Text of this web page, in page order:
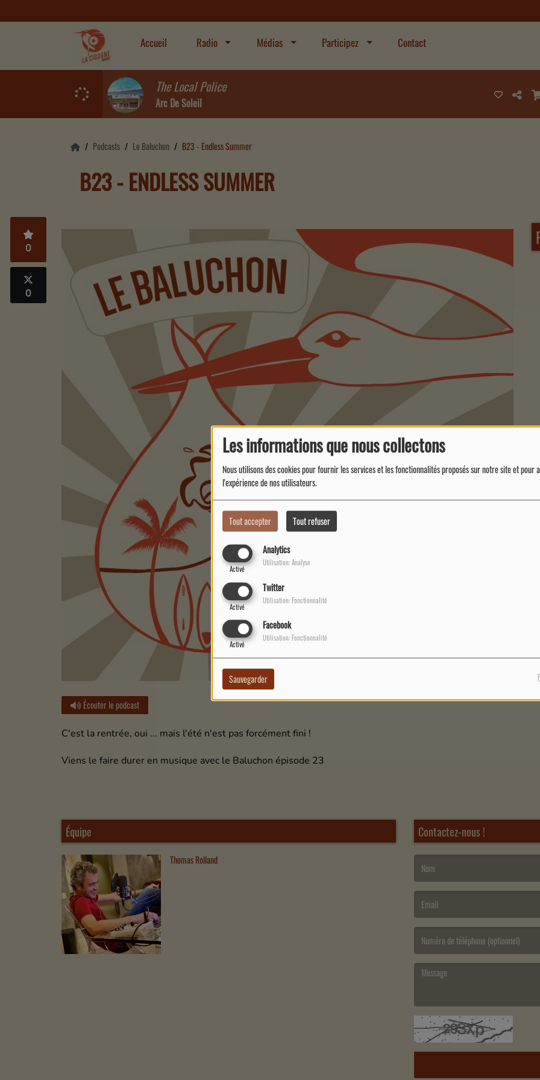
Les informations que nous collectons
Nous utilisons des cookies pour fournir les services et les fonctionnalités proposés sur notre site et pour
l'expérience de nos utilisateurs.
Tout accepter Tout refuser
Analytics
Activé
Utilisation: Analyse
Twitter
Activé
Utilisation: Fonctionnalité
Facebook
Activé
Utilisation: Fonctionnalité
Sauvegarder
Accueil Radio Médias Participez Contact
The Local Police
Arc De Soleil
Podcasts Le Baluchon B23 - Endless Summer
B23 - ENDLESS SUMMER
0
0
Écouter le podcast
C'est la rentrée, oui ... mais l'été n'est pas forcément fini !
Viens le faire durer en musique avec le Baluchon épisode 23
Équipe
Thomas Rolland
Contactez-nous !